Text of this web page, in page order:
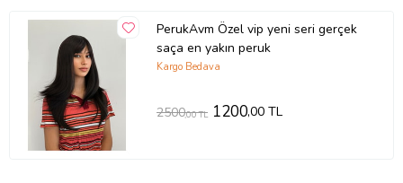
PerukAvm Özel vip yeni seri gerçek
saça en yakın peruk
Kargo Bedava
2500,00 TL 1200,00 TL